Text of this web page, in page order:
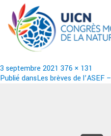
Publié
le
3 septembre 2021 Taille
réelle
376 × 131
Navigation
Publié dansLes brèves de l’ASEF